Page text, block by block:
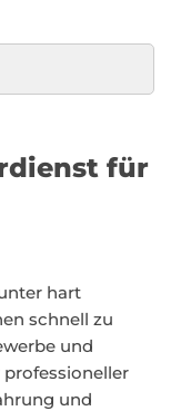
für
hart
schnell zu
und
und